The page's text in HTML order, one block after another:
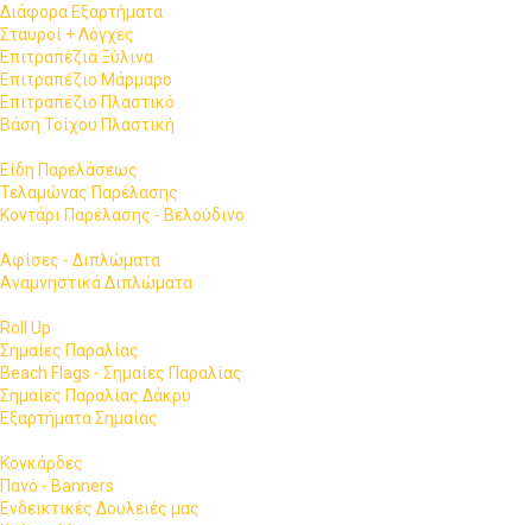
Διάφορα Εξαρτήματα
Σταυροί + Λόγχες
Επιτραπέζια Ξύλινα
Επιτραπέζιο Μάρμαρο
Επιτραπέζιο Πλαστικό
Βάση Τοίχου Πλαστική
Είδη Παρελάσεως
Τελαμώνας Παρέλασης
Κοντάρι Παρέλασης - Βελούδινο
Αφίσες - Διπλώματα
Αναμνηστικά Διπλώματα
Roll Up
Σημαίες Παραλίας
Beach Flags - Σημαίες Παραλίας
Σημαίες Παραλίας Δάκρυ
Εξαρτήματα Σημαίας
Κονκάρδες
Πανό - Banners
Ενδεικτικές Δουλειές μας